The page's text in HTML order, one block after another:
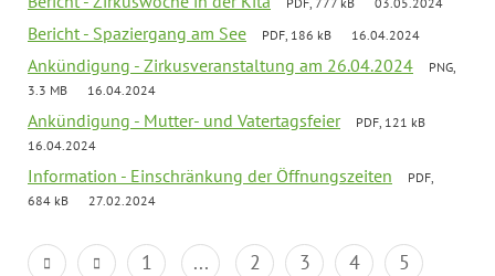
Bericht - Spaziergang am See PDF, 186 kB 16.04.2024
Ankündigung - Zirkusveranstaltung am 26.04.2024
PNG,
3.3 MB
16.04.2024
Ankündigung - Mutter- und Vatertagsfeier
PDF, 121 kB
16.04.2024
Information - Einschränkung der Öffnungszeiten
PDF,
684 kB
27.02.2024
1 ... 2 3 4
5